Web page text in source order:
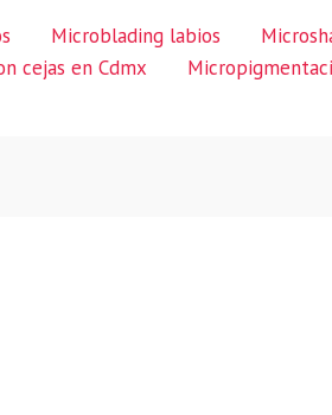
Microblading labios
cejas en Cdmx